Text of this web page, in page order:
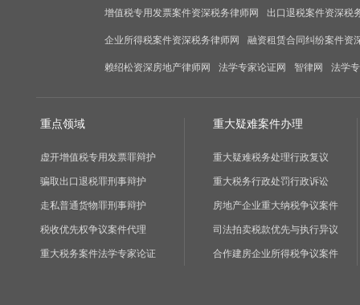
增值税专用发票案件资深税务律师网 出口退税案件资深税
企业所得税案件资深税务律师网 融资租赁合同纠纷案件资
赖绍松资深房地产律师网 法学专家论证网 智律网 法学
重点领域
虚开增值税专用发票罪辩护
骗取出口退税罪刑事辩护
走私普通货物罪刑事辩护
税收优先权争议案件代理
重大税务案件法学专家论证
重大疑难案件办理
重大疑难税务处理行政复议
重大税务行政处罚行政诉讼
房地产企业重大纳税争议案件
司法拍卖税款优先与执行异议
合作建房企业所得税争议案件